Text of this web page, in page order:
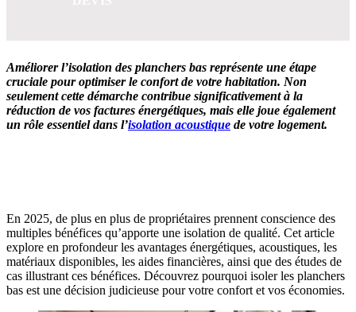
Améliorer l’isolation des planchers bas représente une étape
cruciale pour optimiser le confort de votre habitation. Non
seulement cette démarche contribue significativement à la
réduction de vos factures énergétiques, mais elle joue également
un rôle essentiel dans l’isolation acoustique de votre logement.
En 2025, de plus en plus de propriétaires prennent conscience des
multiples bénéfices qu’apporte une isolation de qualité. Cet article
explore en profondeur les avantages énergétiques, acoustiques, les
matériaux disponibles, les aides financières, ainsi que des études de
cas illustrant ces bénéfices. Découvrez pourquoi isoler les planchers
bas est une décision judicieuse pour votre confort et vos économies.